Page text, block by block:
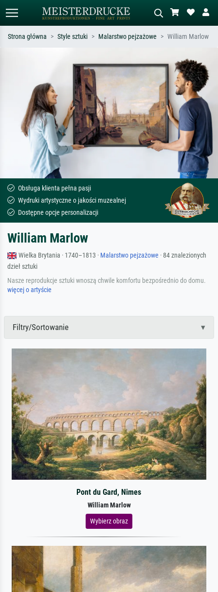
Szukaj wg artysty, tytułu lub stylu – np.
Monet, Gwiaździsta noc,
impresjonizm, fala Hokusaia, akt.
Opisz scenę – np. zielona łąka,
abstrakcja z czerwienią, ciemny olej,
stojący akt obok drzewa.
Strona główna Style sztuki Malarstwo pejzażowe William Marlow
Obsługa klienta pełna pasji
Wydruki artystyczne o jakości muzealnej
Dostępne opcje personalizacji
William Marlow
Wielka Brytania · 1740–1813 · Malarstwo pejzażowe · 84 znalezionych
dzieł sztuki
Nasze reprodukcje sztuki wnoszą chwile komfortu bezpośrednio do domu.
więcej o artyście
Filtry/Sortowanie
Pont du Gard, Nimes
William Marlow
Wybierz obraz